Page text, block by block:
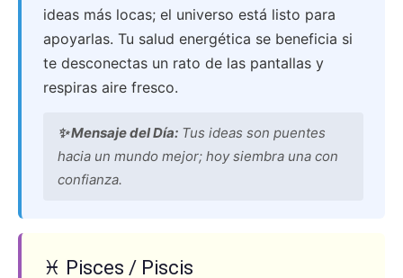
ideas más locas; el universo está listo para
apoyarlas. Tu salud energética se beneficia si
te desconectas un rato de las pantallas y
respiras aire fresco.
✨ Mensaje del Día: Tus ideas son puentes
hacia un mundo mejor; hoy siembra una con
confianza.
♓ Pisces / Piscis